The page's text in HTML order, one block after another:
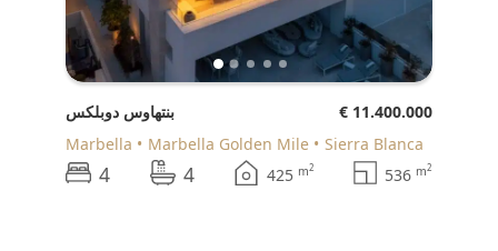
بنتهاوس دوبلكس
€ 11.400.000
Marbella
Marbella Golden Mile Sierra Blanca
4 4 425 m2 536 m2